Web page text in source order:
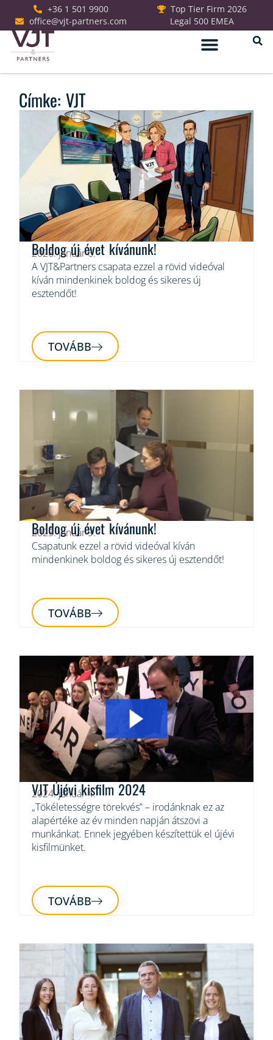
+36 1 501 9900
office@vjt-partners.com
Top Tier Firm 2026
Legal 500 EMEA
Címke: VJT
Boldog új évet kívánunk!
2026. január 6.
A VJT&Partners csapata ezzel a rövid videóval
kíván mindenkinek boldog és sikeres új
esztendőt!
TOVÁBB
Boldog új évet kívánunk!
2025. január 9.
Csapatunk ezzel a rövid videóval kíván
mindenkinek boldog és sikeres új esztendőt!
TOVÁBB
VJT Újévi kisfilm 2024
2024. január 4.
„Tökéletességre törekvés” – irodánknak ez az
alapértéke az év minden napján átszövi a
munkánkat. Ennek jegyében készítettük el újévi
kisfilmünket.
TOVÁBB